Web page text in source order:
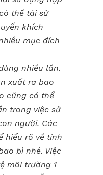
thể tái sử
khích
mục đích
nhiều lần.
xuất ra bao
cũng có thể
trong việc sử
người. Các
hiểu rõ về tính
bì nhé. Việc
môi trường 1